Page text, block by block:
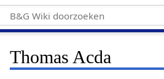
Thomas Acda